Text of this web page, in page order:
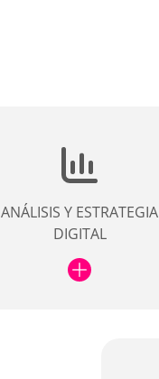
ANÁLISIS Y ESTRATEGIA
DIGITAL